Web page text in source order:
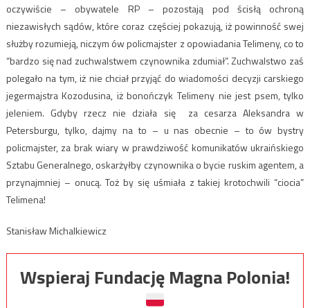
oczywiście – obywatele RP – pozostają pod ścisłą ochroną
niezawisłych sądów, które coraz częściej pokazują, iż powinność swej
służby rozumieją, niczym ów policmajster z opowiadania Telimeny, co to
“bardzo się nad zuchwalstwem czynownika zdumiał”. Zuchwalstwo zaś
polegało na tym, iż nie chciał przyjąć do wiadomości decyzji carskiego
jegermajstra Kozodusina, iż bonończyk Telimeny nie jest psem, tylko
jeleniem. Gdyby rzecz nie działa się za cesarza Aleksandra w
Petersburgu, tylko, dajmy na to – u nas obecnie – to ów bystry
policmajster, za brak wiary w prawdziwość komunikatów ukraińskiego
Sztabu Generalnego, oskarżyłby czynownika o bycie ruskim agentem, a
przynajmniej – onucą. Toż by się uśmiała z takiej krotochwili “ciocia”
Telimena!
Stanisław Michalkiewicz
Wspieraj Fundację Magna Polonia!